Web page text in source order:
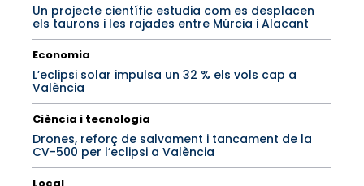
Un projecte científic estudia com es desplacen
els taurons i les rajades entre Múrcia i Alacant
Economia
L’eclipsi solar impulsa un 32 % els vols cap a
València
Ciència i tecnologia
Drones, reforç de salvament i tancament de la
CV-500 per l’eclipsi a València